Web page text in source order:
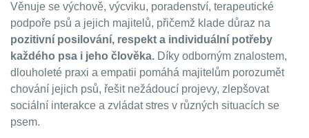
Věnuje se výchově, výcviku, poradenství, terapeutické
podpoře psů a jejich majitelů, přičemž klade důraz na
pozitivní posilování, respekt a individuální potřeby
každého psa i jeho člověka. Díky odborným znalostem,
dlouholeté praxi a empatii pomáhá majitelům porozumět
chování jejich psů, řešit nežádoucí projevy, zlepšovat
sociální interakce a zvládat stres v různých situacích se
psem.